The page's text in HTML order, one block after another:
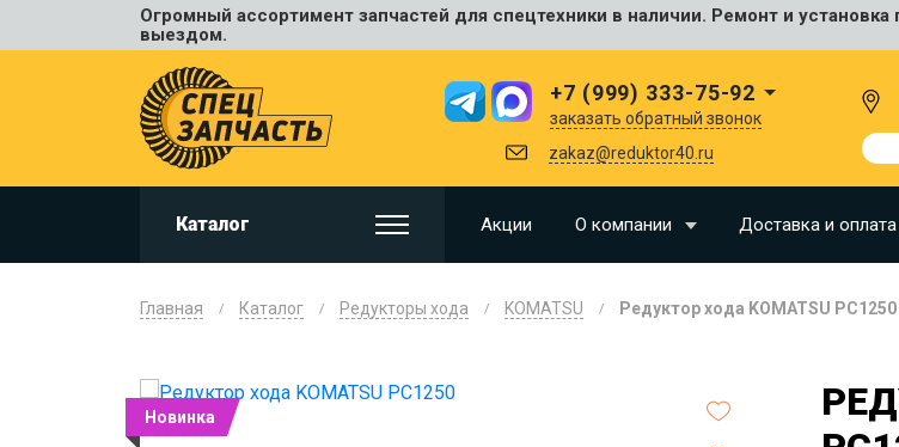
Огромный ассортимент запчастей для спецтехники в наличии. Ремонт и
выездом.
+7 (999) 333-75-92
заказать обратный звонок
zakaz@reduktor40.ru
Каталог Акции О компании Доставка и оплата
Универсальные
HITACHI
HYUNDAI
VOLVO
CAT
CASE
Главная Каталог Редукторы хода KOMATSU Редуктор хода KOMATSU PC1250
Новинка